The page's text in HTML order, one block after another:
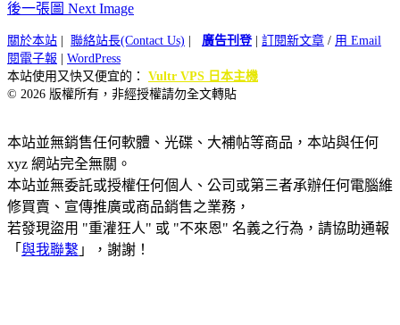
後一張圖 Next Image
關於本站 聯絡站長(Contact Us) 廣告刊登| 訂閱新文章 / 用 Email
閱電子報
WordPress
本站使用又快又便宜的： Vultr VPS 日本主機
© 2026 版權所有，非經授權請勿全文轉貼
本站並無銷售任何軟體、光碟、大補帖等商品，本站與任何
xyz 網站完全無關。
本站並無委託或授權任何個人、公司或第三者承辦任何電腦維
修買賣、宣傳推廣或商品銷售之業務，
若發現盜用 "重灌狂人" 或 "不來恩" 名義之行為，請協助通報
「 與我聯繫 」，謝謝！